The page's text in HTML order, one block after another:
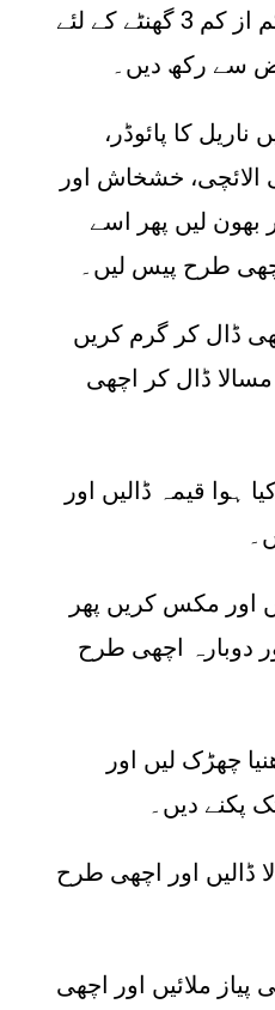
پر رات بھر کے لئے یا کم از کم 3 گھنٹے کے لئے
سے رکھ دیں۔
کا پائوڈر،
الائچی، خشخاش اور
لیں پھر اسے
طرح پیس لیں۔
ڈال کر گرم کریں
ڈال کر اچھی
ہوا قیمہ ڈالیں اور
اور مکس کریں پھر
دوبارہ اچھی طرح
چھڑک لیں اور
ڈالیں اور اچھی طرح
ملائیں اور اچھی